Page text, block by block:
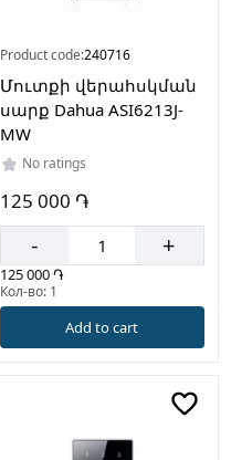
Product code:240716
Մուտքի վերահսկման
սարք Dahua ASI6213J-
MW
No ratings
125 000 ֏
- +
125 000 ֏
Кол-во: 1
Add to cart